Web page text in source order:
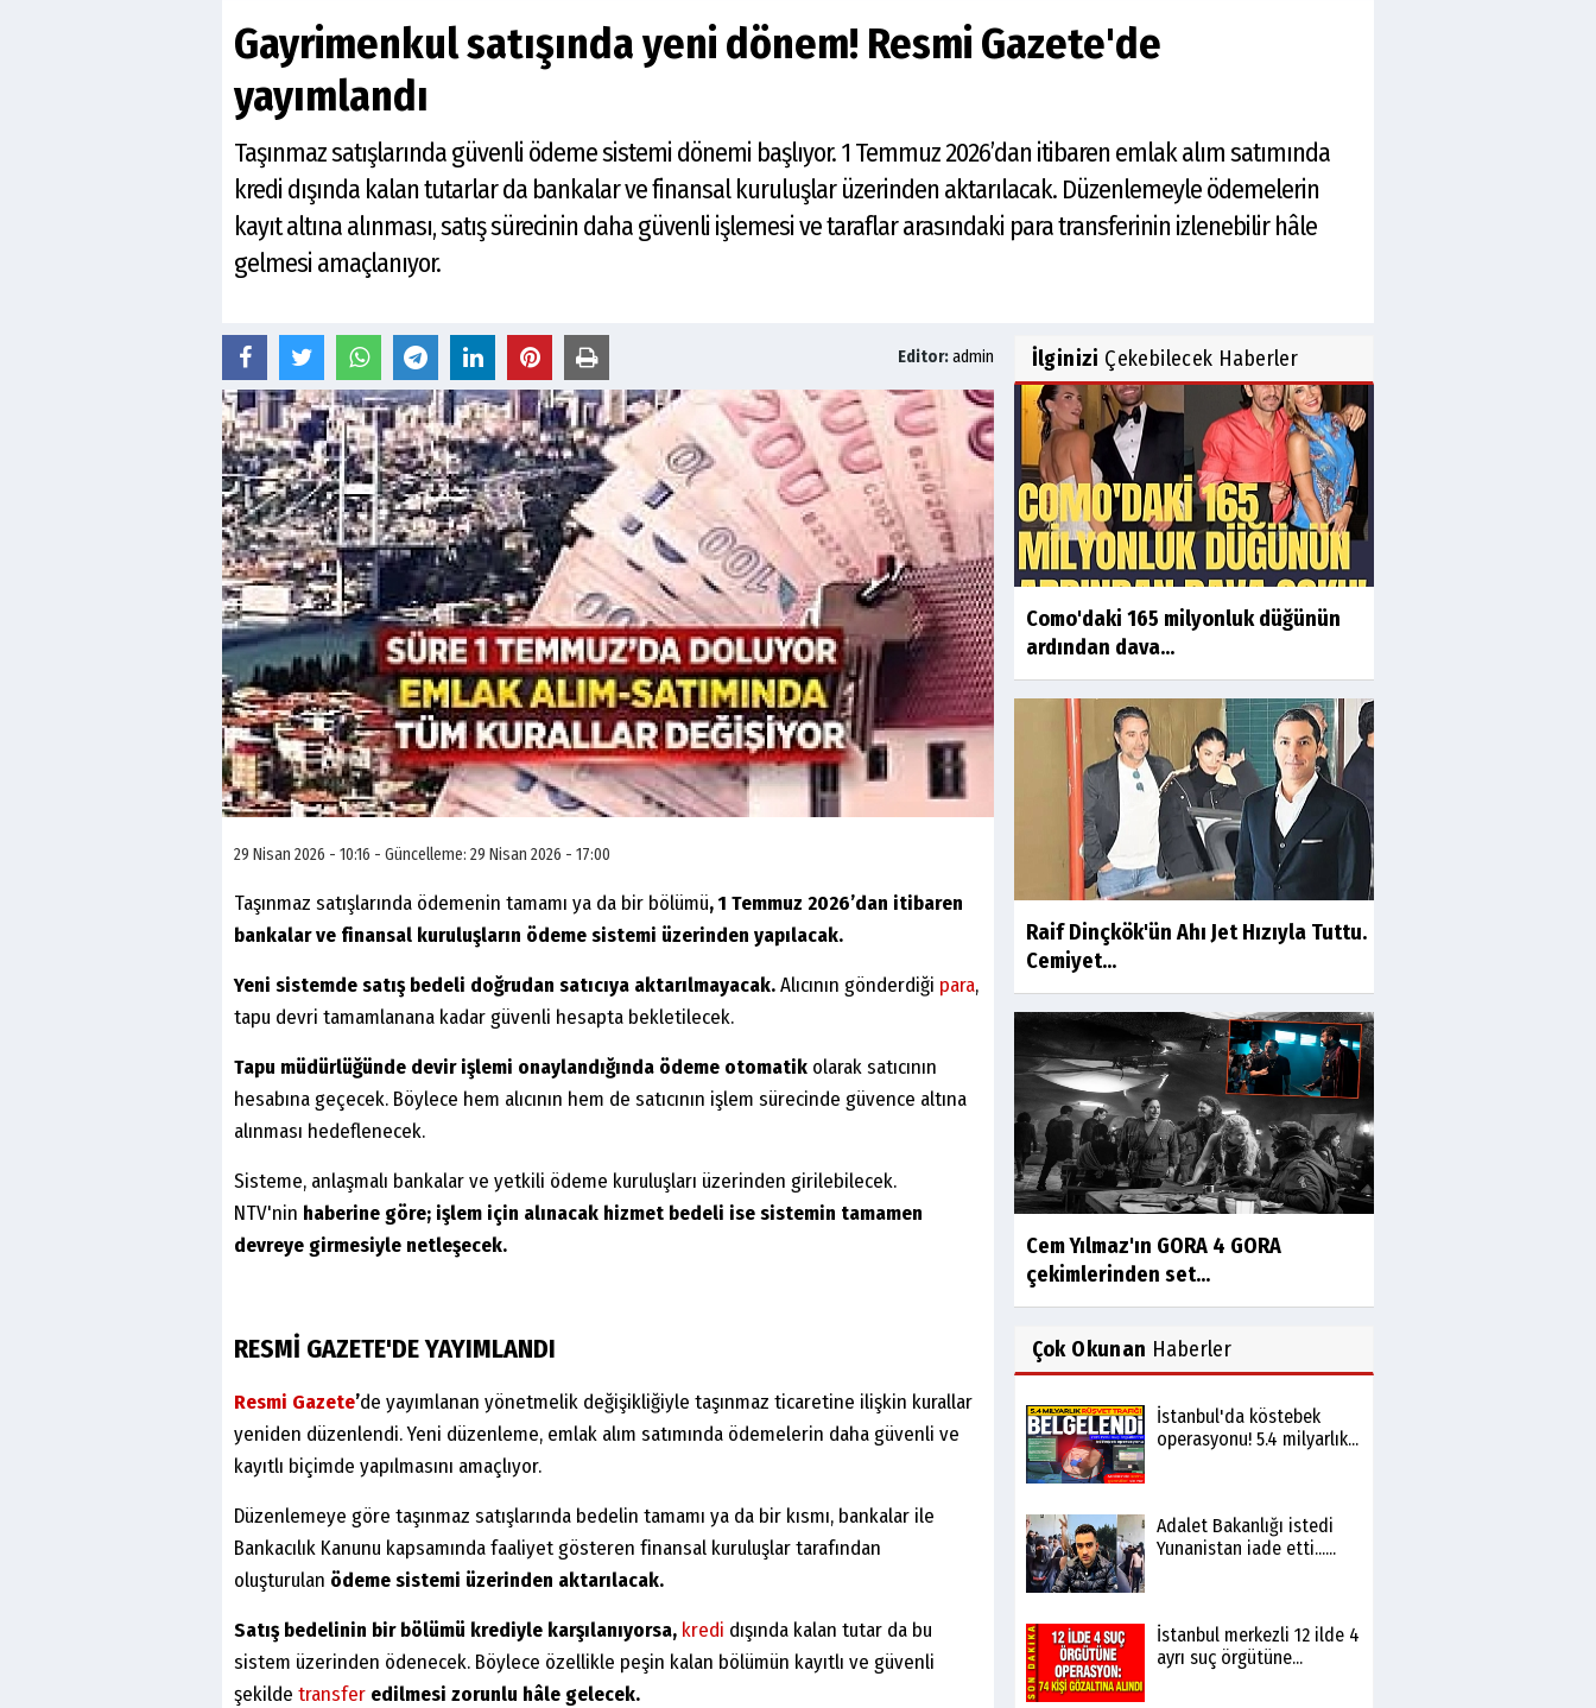
Gayrimenkul satışında yeni dönem! Resmi Gazete'de
yayımlandı
Taşınmaz satışlarında güvenli ödeme sistemi dönemi başlıyor. 1 Temmuz 2026’dan itibaren emlak alım satımında
kredi dışında kalan tutarlar da bankalar ve finansal kuruluşlar üzerinden aktarılacak. Düzenlemeyle ödemelerin
kayıt altına alınması, satış sürecinin daha güvenli işlemesi ve taraflar arasındaki para transferinin izlenebilir hâle
gelmesi amaçlanıyor.
Editor:admin
29 Nisan 2026 - 10:16 - Güncelleme: 29 Nisan 2026 - 17:00
Taşınmaz satışlarında ödemenin tamamı ya da bir bölümü, 1 Temmuz 2026’dan itibaren
bankalar ve finansal kuruluşların ödeme sistemi üzerinden yapılacak.
Yeni sistemde satış bedeli doğrudan satıcıya aktarılmayacak.Alıcının gönderdiği para,
tapu devri tamamlanana kadar güvenli hesapta bekletilecek.
Tapu müdürlüğünde devir işlemi onaylandığında ödeme otomatik olarak satıcının
hesabına geçecek. Böylece hem alıcının hem de satıcının işlem sürecinde güvence altına
alınması hedeflenecek.
Sisteme, anlaşmalı bankalar ve yetkili ödeme kuruluşları üzerinden girilebilecek.
NTV'nin haberine göre; işlem için alınacak hizmet bedeli ise sistemin tamamen
devreye girmesiyle netleşecek.
RESMİ GAZETE'DE YAYIMLANDI
Resmi Gazete’de yayımlanan yönetmelik değişikliğiyle taşınmaz ticaretine ilişkin kurallar
yeniden düzenlendi. Yeni düzenleme, emlak alım satımında ödemelerin daha güvenli ve
kayıtlı biçimde yapılmasını amaçlıyor.
Düzenlemeye göre taşınmaz satışlarında bedelin tamamı ya da bir kısmı, bankalar ile
Bankacılık Kanunu kapsamında faaliyet gösteren finansal kuruluşlar tarafından
oluşturulan ödeme sistemi üzerinden aktarılacak.
Satış bedelinin bir bölümü krediyle karşılanıyorsa, kredi dışında kalan tutar da bu
sistem üzerinden ödenecek. Böylece özellikle peşin kalan bölümün kayıtlı ve güvenli
şekilde transfer edilmesi zorunlu hâle gelecek.
İlginizi Çekebilecek Haberler
Como'daki 165 milyonluk düğünün
ardından dava...
Raif Dinçkök'ün Ahı Jet Hızıyla Tuttu.
Cemiyet...
Cem Yılmaz'ın GORA 4 GORA
çekimlerinden set...
Çok Okunan Haberler
İstanbul'da köstebek
operasyonu! 5.4 milyarlık...
Adalet Bakanlığı istedi
Yunanistan iade etti......
İstanbul merkezli 12 ilde 4
ayrı suç örgütüne...